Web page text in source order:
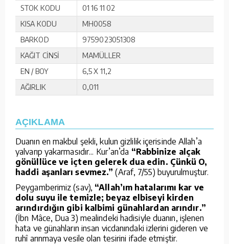
STOK KODU
01 16 11 02
KISA KODU
MH0058
BARKOD
9759023051308
KAĞIT CİNSİ
MAMÜLLER
EN / BOY
6,5 X 11,2
AĞIRLIK
0,011
AÇIKLAMA
Duanın en makbul şekli, kulun gizlilik içerisinde Allah’a
yalvarıp yakarmasıdır... Kur’an’da “Rabbinize alçak
gönüllüce ve içten gelerek dua edin. Çünkü O,
haddi aşanları sevmez.” (Araf, 7/55) buyurulmuştur.
Peygamberimiz (sav), “Allah’ım hatalarımı kar ve
dolu suyu ile temizle; beyaz elbiseyi kirden
arındırdığın gibi kalbimi günahlardan arındır.”
(İbn Mâce, Dua 3) mealindeki hadisiyle duanın, işlenen
hata ve günahların insan vicdanındaki izlerini gideren ve
ruhî arınmaya vesile olan tesirini ifade etmiştir.